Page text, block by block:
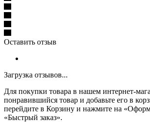
Оставить отзыв
Загрузка отзывов...
Для покупки товара в нашем интернет-
понравившийся товар и добавьте его в
перейдите в Корзину и нажмите на
«Быстрый заказ».